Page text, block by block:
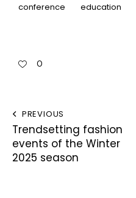
conference education
0
PREVIOUS
Trendsetting fashion
events of the Winter
2025 season